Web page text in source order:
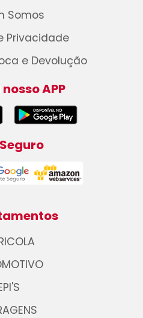
Somos
Privacidade
e Devolução
APP